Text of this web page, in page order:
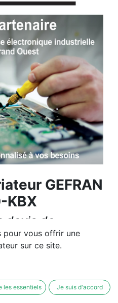
GEFRAN
KBX
devis de
un
pour vous offrir une
sur ce site.
les essentiels Je suis d'accord